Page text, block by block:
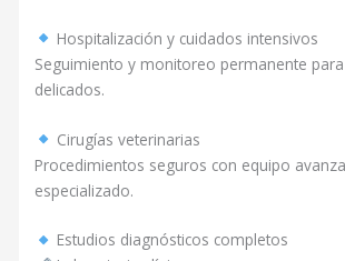
Hospitalización y cuidados intensivos
Seguimiento y monitoreo permanente
delicados.
Cirugías veterinarias
Procedimientos seguros con equipo
especializado.
Estudios diagnósticos completos